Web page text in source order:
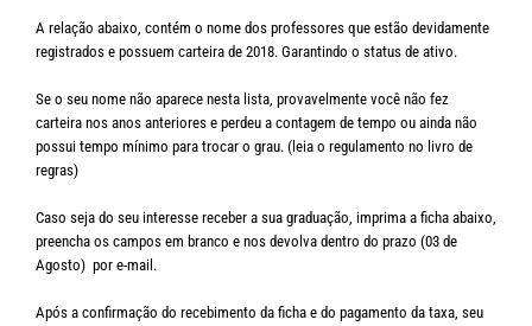
A relação abaixo, contém o nome dos professores que estão devidamente
registrados e possuem carteira de 2018. Garantindo o status de ativo.
Se o seu nome não aparece nesta lista, provavelmente você não fez
carteira nos anos anteriores e perdeu a contagem de tempo ou ainda não
possui tempo mínimo para trocar o grau. (leia o regulamento no livro de
regras)
Caso seja do seu interesse receber a sua graduação, imprima a ficha abaixo,
preencha os campos em branco e nos devolva dentro do prazo (03 de
Agosto) por e-mail.
Após a confirmação do recebimento da ficha e do pagamento da taxa, seu